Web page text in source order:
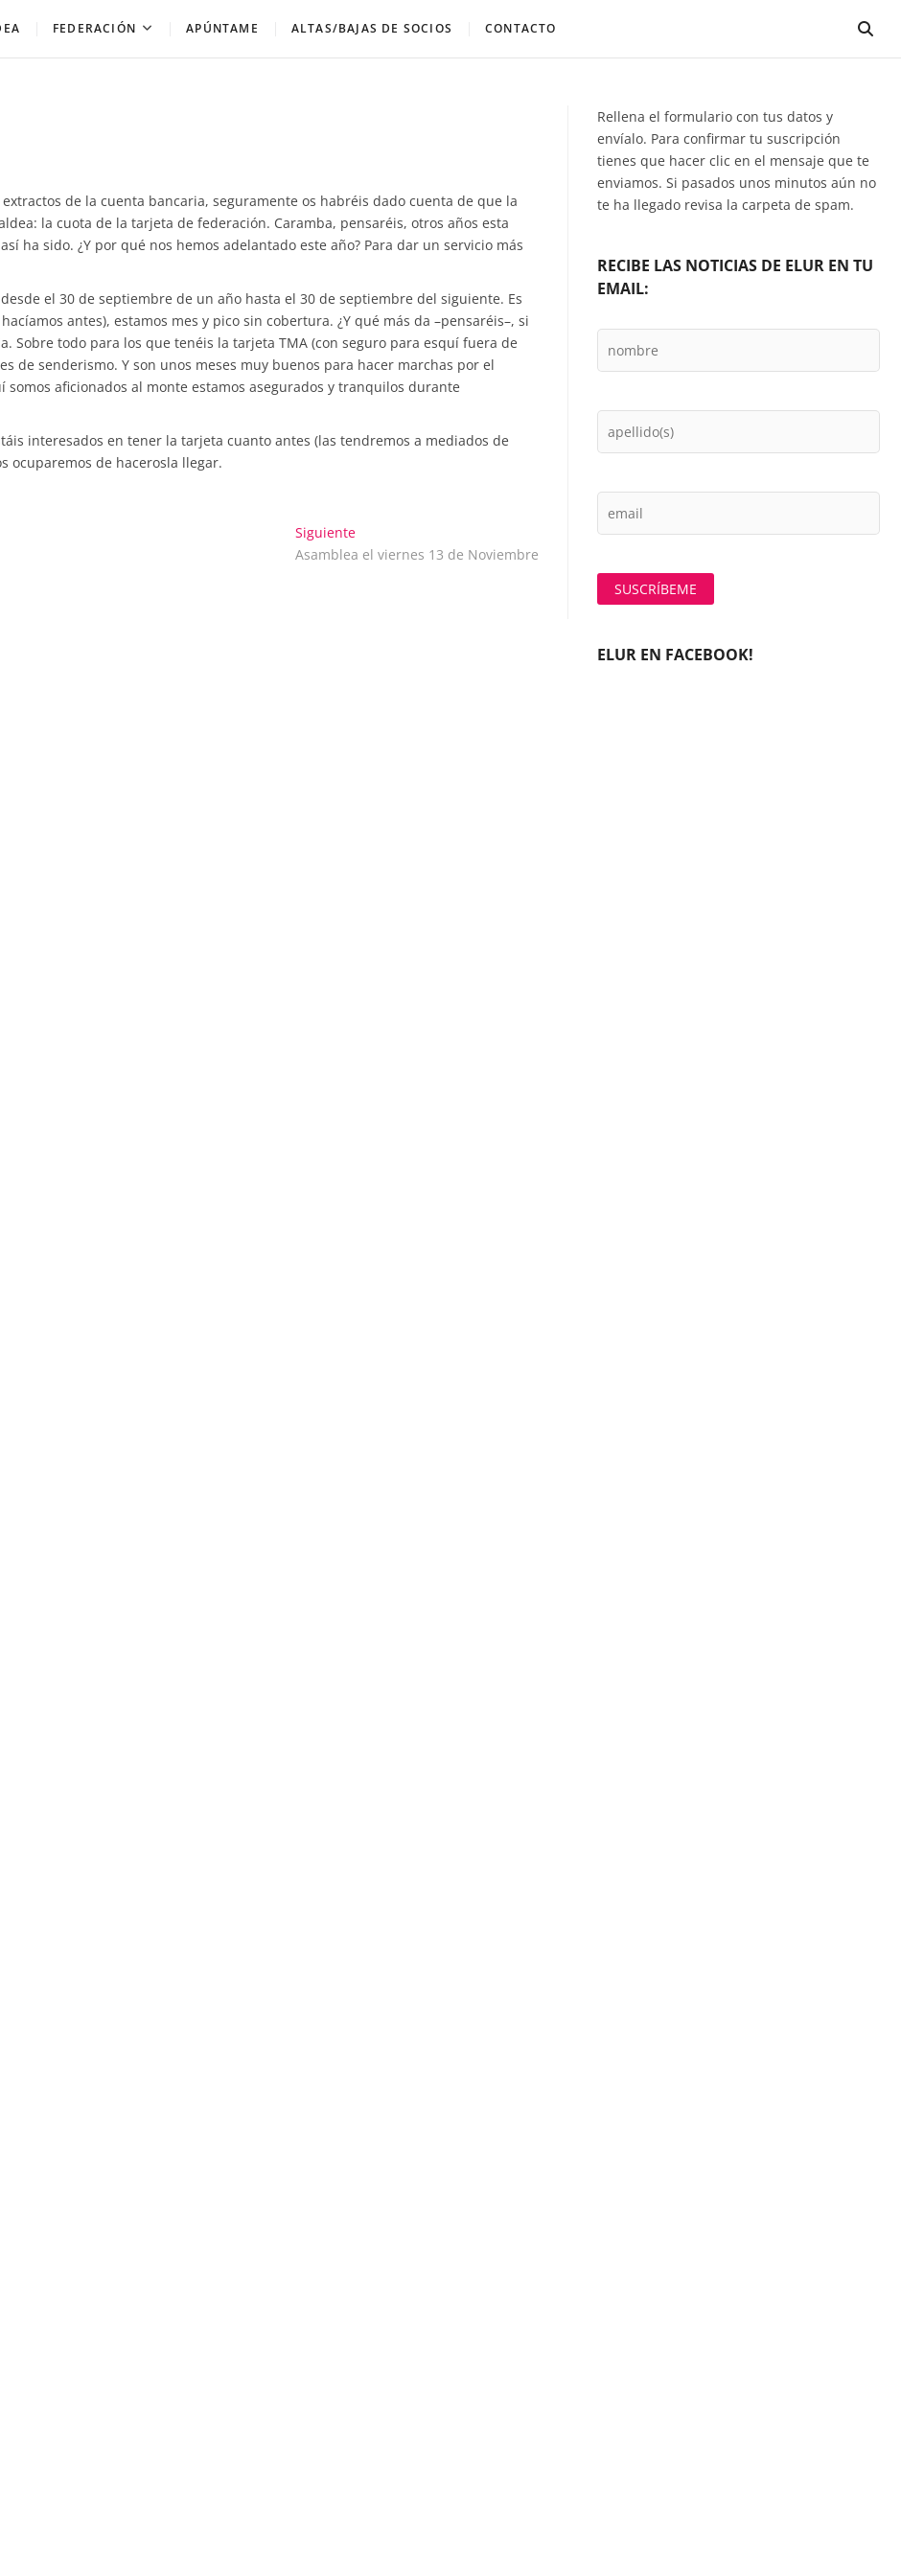
FEDERACIÓN APÚNTAME ALTAS/BAJAS DE SOCIOS CONTACTO
de la cuenta bancaria, seguramente os habréis dado cuenta de que la
la cuota de la tarjeta de federación. Caramba, pensaréis, otros años esta
ha sido. ¿Y por qué nos hemos adelantado este año? Para dar un servicio más
el 30 de septiembre de un año hasta el 30 de septiembre del siguiente. Es
antes), estamos mes y pico sin cobertura. ¿Y qué más da –pensaréis–, si
Sobre todo para los que tenéis la tarjeta TMA (con seguro para esquí fuera de
de senderismo. Y son unos meses muy buenos para hacer marchas por el
somos aficionados al monte estamos asegurados y tranquilos durante
interesados en tener la tarjeta cuanto antes (las tendremos a mediados de
ocuparemos de hacerosla llegar.
SiguienteEntrada
siguiente:
Asamblea el viernes 13 de Noviembre
Rellena el formulario con tus datos y
envíalo. Para confirmar tu suscripción
tienes que hacer clic en el mensaje que te
enviamos. Si pasados unos minutos aún no
te ha llegado revisa la carpeta de spam.
RECIBE LAS NOTICIAS DE ELUR EN TU
EMAIL:
ELUR EN FACEBOOK!